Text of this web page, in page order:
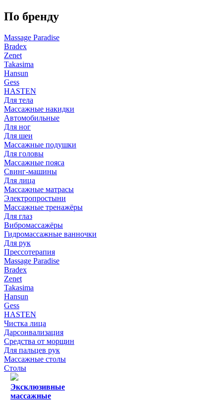
По бренду
Massage Paradise
Bradex
Zenet
Takasima
Hansun
Gess
HASTEN
Для тела
Массажные накидки
Автомобильные
Для ног
Для шеи
Массажные подушки
Для головы
Массажные пояса
Свинг-машины
Для лица
Массажные матрасы
Электропростыни
Массажные тренажёры
Для глаз
Вибромассажёры
Гидромассажные ванночки
Для рук
Прессотерапия
Massage Paradise
Bradex
Zenet
Takasima
Hansun
Gess
HASTEN
Чистка лица
Дарсонвализация
Средства от морщин
Для пальцев рук
Массажные столы
Столы
Эксклюзивные
массажные